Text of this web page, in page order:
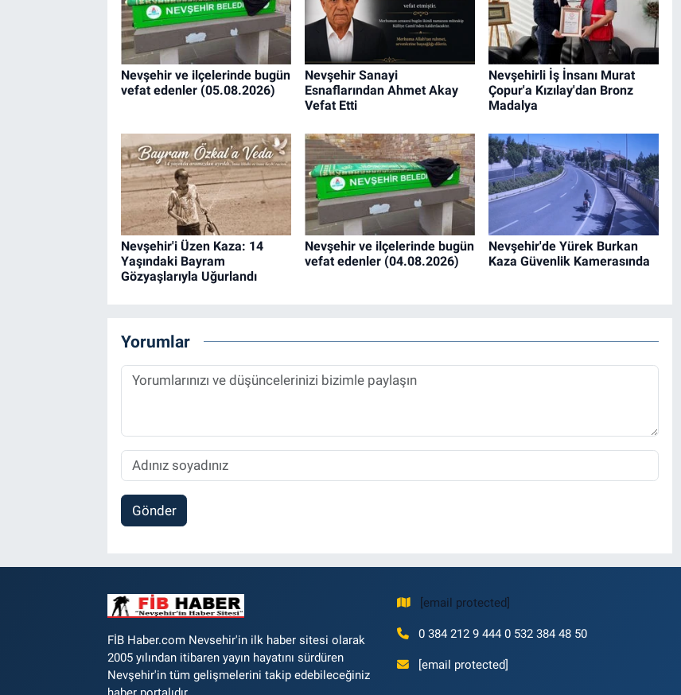
Nevşehir ve ilçelerinde bugün
vefat edenler (05.08.2026)
Nevşehir Sanayi
Esnaflarından Ahmet Akay
Vefat Etti
Nevşehirli İş İnsanı Murat
Çopur'a Kızılay'dan Bronz
Madalya
Nevşehir'i Üzen Kaza: 14
Yaşındaki Bayram
Gözyaşlarıyla Uğurlandı
Nevşehir ve ilçelerinde bugün
vefat edenler (04.08.2026)
Nevşehir'de Yürek Burkan
Kaza Güvenlik Kamerasında
Yorumlar
Gönder
FİB Haber.com Nevsehir'in ilk haber sitesi olarak
2005 yılından itibaren yayın hayatını sürdüren
Nevşehir'in tüm gelişmelerini takip edebileceğiniz
[email protected]
0 384 212 9 444 0 532 384 48 50
[email protected]